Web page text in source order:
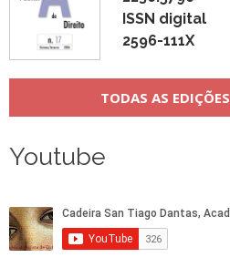
ISSN digital
2596-111X
TODAS AS EDIÇÕES
Youtube